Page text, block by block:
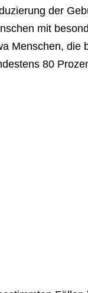
der
mit
Menschen, die
80